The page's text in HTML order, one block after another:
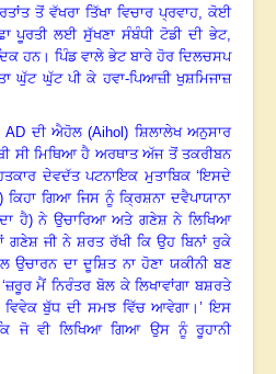
ਤੋਂ ਵੱਖਰਾ ਤਿੱਖਾ ਵਿਚਾਰ ਪ੍ਰਵਾਹ, ਕੋਈ
ਪੂਰਤੀ ਲਈ ਸੁੱਖਣਾ ਸੰਬੰਧੀ ਟੋਡੀ ਦੀ ਭੇਟ,
ਹਨ। ਪਿੰਡ ਵਾਲੇ ਭੇਟ ਬਾਰੇ ਹੋਰ ਦਿਲਚਸਪ
ਘੁੱਟ ਘੁੱਟ ਪੀ ਕੇ ਹਵਾ-ਪਿਆਜ਼ੀ ਖੁਸ਼ਮਿਜਾਜ਼
AD ਦੀ ਐਹੋਲ (Aihol) ਸ਼ਿਲਾਲੇਖ ਅਨੁਸਾਰ
ਸੀ ਮਿਥਿਆ ਹੈ ਅਰਥਾਤ ਅੱਜ ਤੋਂ ਤਕਰੀਬਨ
ਦੇਵਦੱਤ ਪਟਨਾਇਕ ਮੁਤਾਬਿਕ ‘ਇਸਦੇ
ਕਿਹਾ ਗਿਆ ਜਿਸ ਨੂੰ ਕ੍ਰਿਸ਼ਨਾ ਦਵੈਪਾਯਾਨਾ
ਹੈ) ਨੇ ਉਚਾਰਿਆ ਅਤੇ ਗਣੇਸ਼ ਨੇ ਲਿਖਿਆ
ਗਣੇਸ਼ ਜੀ ਨੇ ਸ਼ਰਤ ਰੱਖੀ ਕਿ ਉਹ ਬਿਨਾਂ ਰੁਕੇ
ਉਚਾਰਨ ਦਾ ਦੂਸ਼ਿਤ ਨਾ ਹੋਣਾ ਯਕੀਨੀ ਬਣ
ਜ਼ਰੂਰ ਮੈਂ ਨਿਰੰਤਰ ਬੋਲ ਕੇ ਲਿਖਾਵਾਂਗਾ ਬਸ਼ਰਤੇ
ਵਿਵੇਕ ਬੁੱਧ ਦੀ ਸਮਝ ਵਿੱਚ ਆਵੇਗਾ ।’ ਇਸ
ਜੋ ਵੀ ਲਿਖਿਆ ਗਿਆ ਉਸ ਨੂੰ ਰੂਹਾਨੀ